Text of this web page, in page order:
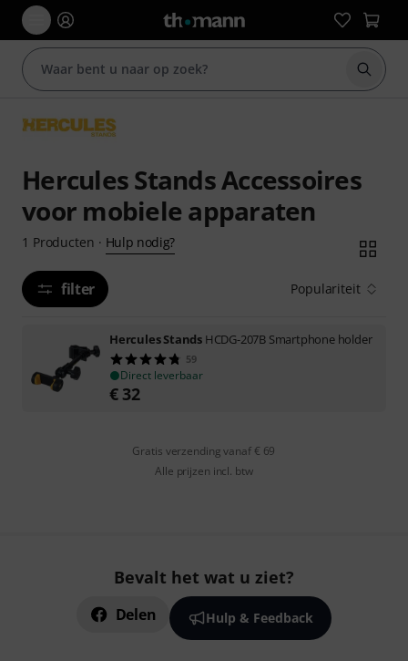
Zoek
Hercules Stands Accessoires
voor mobiele apparaten
1 Producten · Hulp nodig?
filter Populariteit
Hercules Stands HCDG-207B Smartphone holder
59
Direct leverbaar
€ 32
Gratis verzending vanaf € 69
Alle prijzen incl. btw
Bevalt het wat u ziet?
Delen Hulp & Feedback